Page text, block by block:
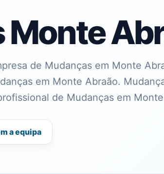
de Mudanças em Monte
em Monte Abraão.
de Mudanças em
a equipa